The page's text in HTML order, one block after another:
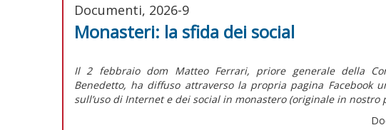
Documenti, 2026-9
Monasteri: la sfida dei social
Il 2 febbraio dom Matteo Ferrari, priore generale della
Benedetto, ha diffuso attraverso la propria pagina
sull’uso di Internet e dei social in monastero (originale in nostro